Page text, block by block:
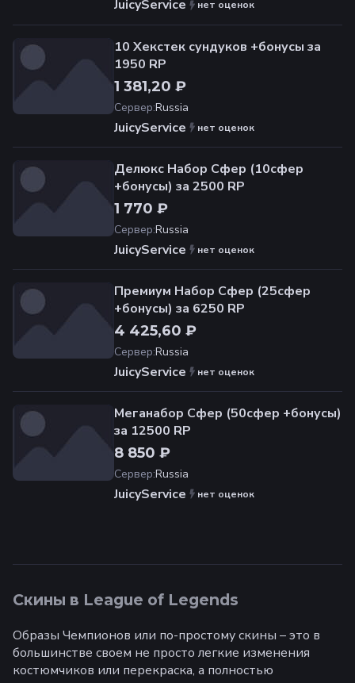
JuicyService нет оценок
10 Хекстек сундуков +бонусы за
1950 RP
1 381,20 ₽
Сервер:Russia
JuicyService нет оценок
Делюкс Набор Сфер (10сфер
+бонусы) за 2500 RP
1 770 ₽
Сервер:Russia
JuicyService нет оценок
Премиум Набор Сфер (25сфер
+бонусы) за 6250 RP
4 425,60 ₽
Сервер:Russia
JuicyService нет оценок
Меганабор Сфер (50сфер +бонусы)
за 12500 RP
8 850 ₽
Сервер:Russia
JuicyService нет оценок
Скины в League of Legends
Образы Чемпионов или по-простому скины – это в
большинстве своем не просто легкие изменения
костюмчиков или перекраска, а полностью